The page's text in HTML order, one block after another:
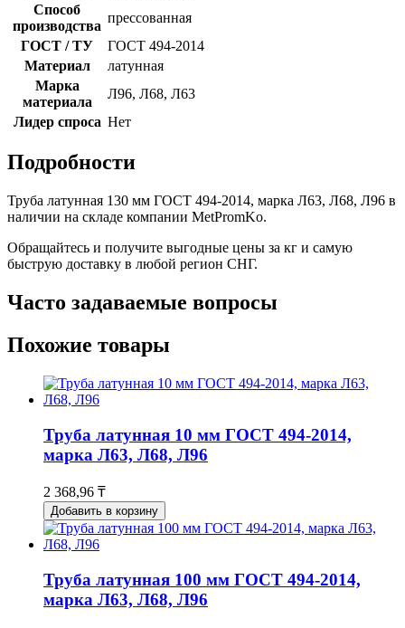
Способ
производства
прессованная
ГОСТ / ТУ
ГОСТ 494-2014
Материал
латунная
Марка
материала
Л96, Л68, Л63
Лидер спроса Нет
Подробности
Труба латунная 130 мм ГОСТ 494-2014, марка Л63, Л68, Л96 в
наличии на складе компании MetPromKo.
Обращайтесь и получите выгодные цены за кг и самую
быструю доставку в любой регион СНГ.
Часто задаваемые вопросы
Похожие товары
Труба латунная 10 мм ГОСТ 494-2014,
марка Л63, Л68, Л96
2 368,96 ₸
Добавить в корзину
Труба латунная 100 мм ГОСТ 494-2014,
марка Л63, Л68, Л96